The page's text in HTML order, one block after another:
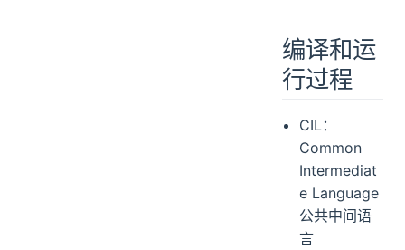
编译和运
行过程
CIL：
Common
Intermediat
e Language
公共中间语
言